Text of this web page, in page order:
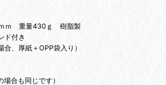
ｍ 重量430ｇ 樹脂製
ド付き
合、厚紙＋OPP袋入り）
合も同じです）